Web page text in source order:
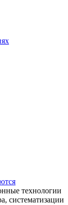
технологии
систематизации